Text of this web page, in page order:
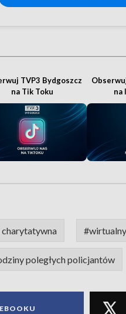
TVP3 Bydgoszcz
na Tik Toku
na
poległych policjantów